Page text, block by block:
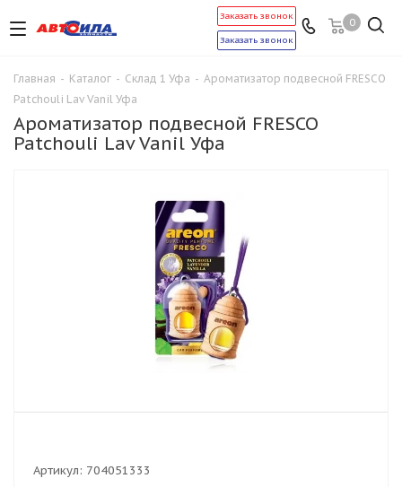
0
Заказать звонок
Заказать звонок
Главная - Каталог - Склад 1 Уфа - Ароматизатор подвесной FRESCO
Patchouli Lav Vanil Уфа
Ароматизатор подвесной FRESCO
Patchouli Lav Vanil Уфа
Артикул: 704051333